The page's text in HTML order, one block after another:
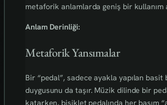
metaforik anlamlarda geniş bir kullanım
Anlam Derinliği:
Metaforik Yansımalar
Bir “pedal”, sadece ayakla yapılan
duygusunu da taşır. Müzik dilinde bir
katarken, bisiklet pedalında her basım